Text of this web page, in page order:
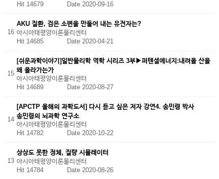
Hit 14679
Date 2020-09-16
16
AKU 질환, 검은 소변을 만들어 내는 유전자는?
아시아태평양이론물리센터
Hit 14685 Date 2020-04-21
15
[쉬운과학이야기]일반물리학 역학 시리즈 3부▶퍼텐셜에너지:내려올 산을
왜 올라가는가
아시아태평양이론물리센터
Hit 14689
Date 2020-08-27
14
[APCTP 올해의 과학도서] 다시 듣고 싶은 저자 강연4. 송민령 박사
송민령의 뇌과학 연구소
아시아태평양이론물리센터
Hit 14782
Date 2020-10-22
13
상상도 못한 정체, 질량 시뮬레이터
아시아태평양이론물리센터
Hit 14784 Date 2020-08-26